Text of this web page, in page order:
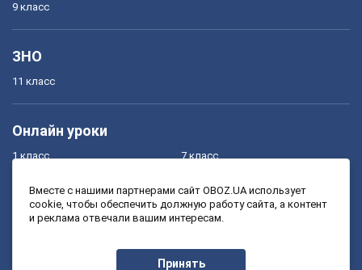
9 класс
ЗНО
11 класс
Онлайн уроки
1 класс
3 класс
7 класс
9 класс
Вместе с нашими партнерами сайт OBOZ.UA использует
cookie, чтобы обеспечить должную работу сайта, а контент
и реклама отвечали вашим интересам.
Принять